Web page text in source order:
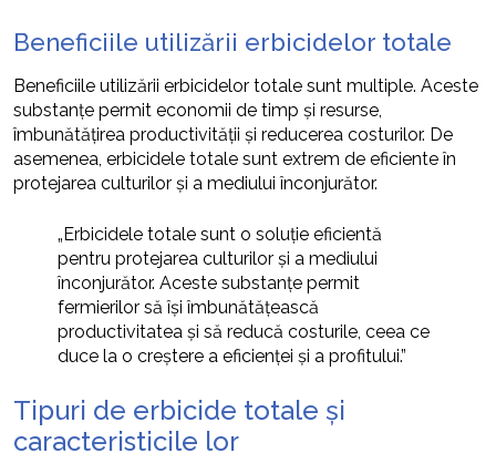
Beneficiile utilizării erbicidelor totale
Beneficiile utilizării erbicidelor totale sunt multiple. Aceste
substanțe permit economii de timp și resurse,
îmbunătățirea productivității și reducerea costurilor. De
asemenea, erbicidele totale sunt extrem de eficiente în
protejarea culturilor și a mediului înconjurător.
„Erbicidele totale sunt o soluție eficientă
pentru protejarea culturilor și a mediului
înconjurător. Aceste substanțe permit
fermierilor să își îmbunătățească
productivitatea și să reducă costurile, ceea ce
duce la o creștere a eficienței și a profitului.”
Tipuri de erbicide totale și
caracteristicile lor